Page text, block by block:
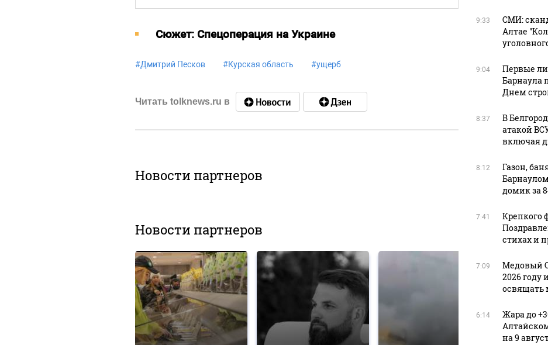
Cюжет: Спецоперация на Украине
#Дмитрий Песков #Курская область #ущерб
Читать tolknews.ru в
Новости партнеров
Новости партнеров
9:33
СМИ:
Алтае
9:04
Первые
Барнаула
Днем
8:37
В
атакой
включая
8:12
Газон,
домик за
7:41
Крепкого
стихах и
7:09
Медовый
2026 году
освящать
6:14
Жара до
на 9